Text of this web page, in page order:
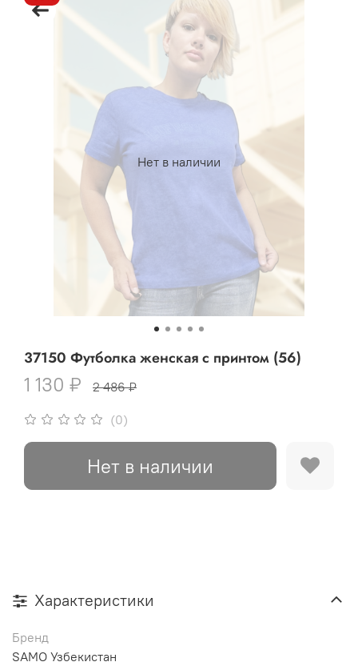
Нет в наличии
(0)
37150 Футболка женская с принтом (56)
1 130 ₽ 2 486 ₽
Нет в наличии
Характеристики
Бренд
SAMO Узбекистан